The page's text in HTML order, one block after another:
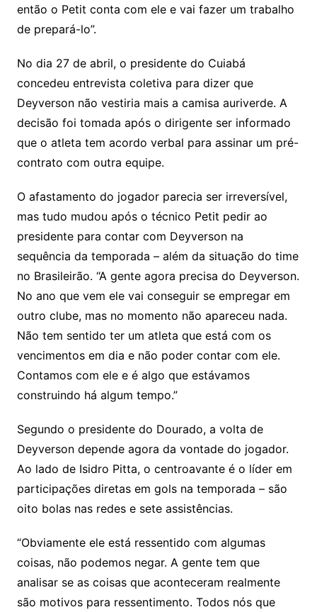
então o Petit conta com ele e vai fazer um trabalho
de prepará-lo”.
No dia 27 de abril, o presidente do Cuiabá
concedeu entrevista coletiva para dizer que
Deyverson não vestiria mais a camisa auriverde. A
decisão foi tomada após o dirigente ser informado
que o atleta tem acordo verbal para assinar um pré-
contrato com outra equipe.
O afastamento do jogador parecia ser irreversível,
mas tudo mudou após o técnico Petit pedir ao
presidente para contar com Deyverson na
sequência da temporada – além da situação do time
no Brasileirão. “A gente agora precisa do Deyverson.
No ano que vem ele vai conseguir se empregar em
outro clube, mas no momento não apareceu nada.
Não tem sentido ter um atleta que está com os
vencimentos em dia e não poder contar com ele.
Contamos com ele e é algo que estávamos
construindo há algum tempo.”
Segundo o presidente do Dourado, a volta de
Deyverson depende agora da vontade do jogador.
Ao lado de Isidro Pitta, o centroavante é o líder em
participações diretas em gols na temporada – são
oito bolas nas redes e sete assistências.
“Obviamente ele está ressentido com algumas
coisas, não podemos negar. A gente tem que
analisar se as coisas que aconteceram realmente
são motivos para ressentimento. Todos nós que